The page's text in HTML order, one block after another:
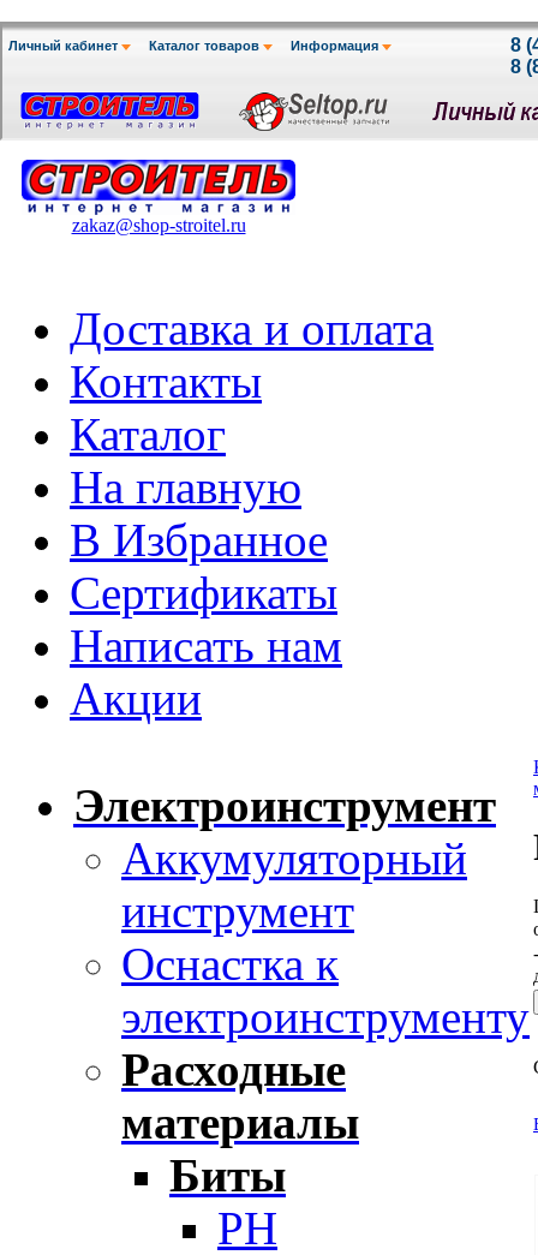
zakaz@shop-stroitel.ru
Доставка и оплата
Контакты
Каталог
На главную
В Избранное
Сертификаты
Написать нам
Акции
Электроинструмент
Аккумуляторный
инструмент
Оснастка к
электроинструменту
Расходные
материалы
Биты
PH
-